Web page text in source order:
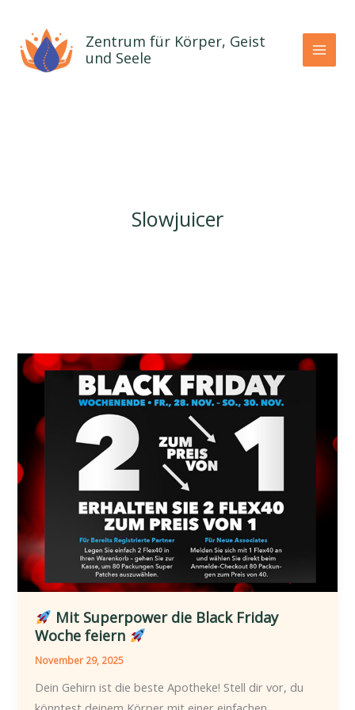
springen
Zentrum für Körper, Geist
und Seele
Slowjuicer
Mit Superpower die Black Friday
Woche feiern
November 29, 2025
Dein Gehirn ist die beste Apotheke! Stell dir vor, du
Mit
Superpower
die
Black
Friday